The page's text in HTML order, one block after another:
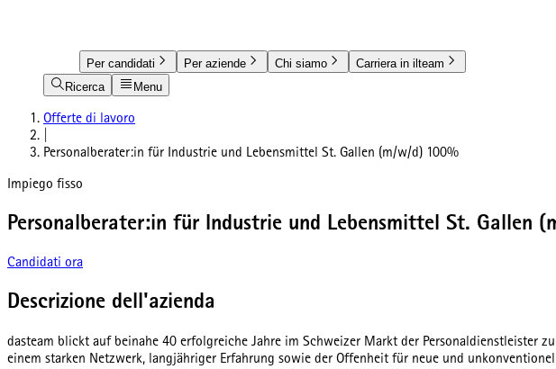
Per candidati Per aziende Chi siamo
Carriera in ilteam
Ricerca
Menu
Offerte di lavoro
Personalberater:in für Industrie und Lebensmittel St. Gallen (m/w/d) 100%
Impiego fisso
Personalberater:in für Industrie und Lebensmittel St. Gallen
Candidati ora
Descrizione dell'azienda
dasteam blickt auf beinahe 40 erfolgreiche Jahre im Schweizer Markt der Personaldienstleister
einem starken Netzwerk, langjähriger Erfahrung sowie der Offenheit für neue und